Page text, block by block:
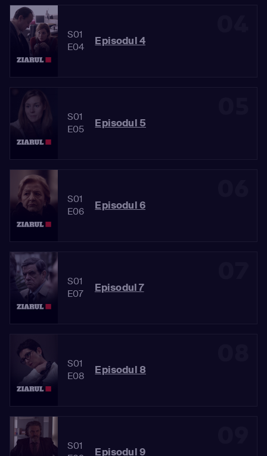
S01
E04
Episodul 4
S01
E05
Episodul 5
S01
E06
Episodul 6
S01
E07
Episodul 7
S01
E08
Episodul 8
S01
Episodul 9